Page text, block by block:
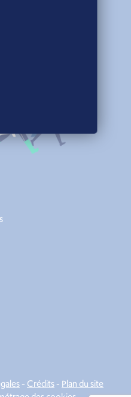
- Crédits- Plan du site